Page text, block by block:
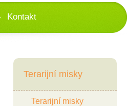
Kontakt
Terarijní misky
Terarijní misky